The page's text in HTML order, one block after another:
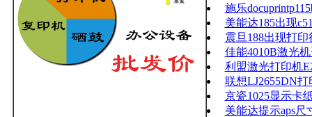
施乐
美能达185出现
震旦188出现打印
佳能4010B激光
利盟激光打印机
联想LJ2655DN
京瓷1025显示卡
美能达提示aps尺